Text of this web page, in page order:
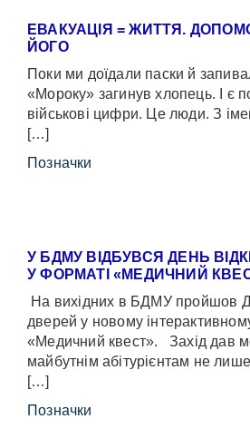
ЕВАКУАЦІЯ = ЖИТТЯ.
ЙОГО
Поки ми доїдали паски й
«Мороку» загинув хлопець. І є
військові цифри. Це люди. З
[…]
Позначки
У БДМУ ВІДБУВСЯ ДЕНЬ
У ФОРМАТІ «МЕДИЧНИЙ
На вихідних в БДМУ пройшов
дверей у новому
«Медичний квест». Захід дав
майбутнім абітурієнтам не
[…]
Позначки